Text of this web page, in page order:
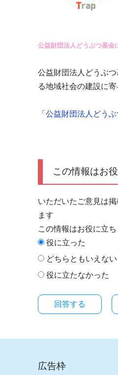
公益財団法人どうぶつ基金
公益財団法人どうぶ
る地域社会の建設に
「公益財団法人どう
この情報はお
いただいたご意見は
ます
この情報はお役に立ち
役に立った
どちらともいえない
役に立たなかった
広告枠